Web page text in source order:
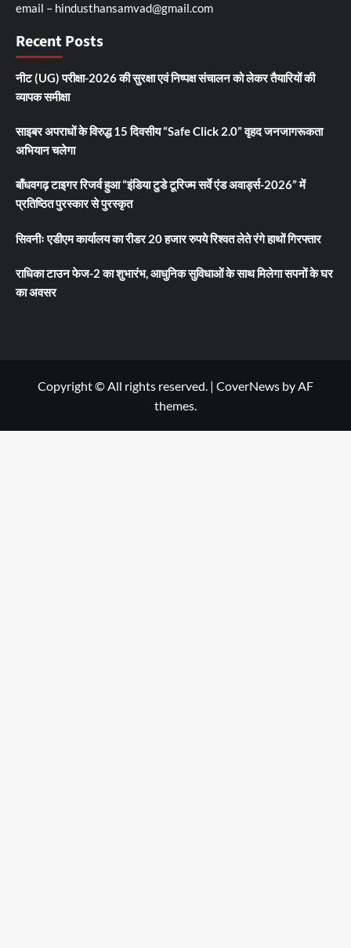
email – hindusthansamvad@gmail.com
Recent Posts
नीट (UG) परीक्षा-2026 की सुरक्षा एवं निष्पक्ष संचालन को लेकर तैयारियों की
व्यापक समीक्षा
साइबर अपराधों के विरुद्ध 15 दिवसीय “Safe Click 2.0” वृहद जनजागरूकता
अभियान चलेगा
बाँधवगढ़ टाइगर रिजर्व हुआ “इंडिया टुडे टूरिज्म सर्वे एंड अवार्ड्स-2026” में
प्रतिष्ठित पुरस्कार से पुरस्कृत
सिवनीः एडीएम कार्यालय का रीडर 20 हजार रुपये रिश्वत लेते रंगे हाथों गिरफ्तार
राधिका टाउन फेज-2 का शुभारंभ, आधुनिक सुविधाओं के साथ मिलेगा सपनों के घर
का अवसर
Copyright © All rights reserved. | CoverNews by AF
themes.